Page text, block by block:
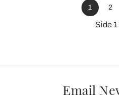
1 2
Side 1
Email